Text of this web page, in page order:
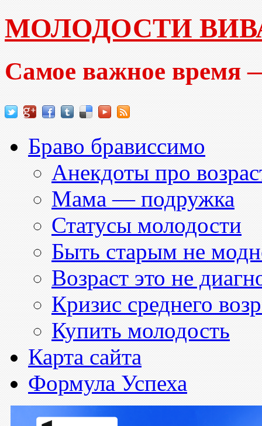
МОЛОДОСТИ
Самое важное время
Браво брависсимо
Анекдоты про
Мама — подружка
Статусы молодости
Быть старым не
Возраст это не
Кризис среднего
Купить молодость
Карта сайта
Формула Успеха